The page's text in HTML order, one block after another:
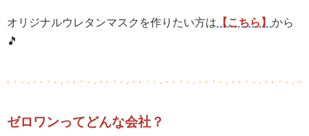
オリジナルウレタンマスクを作りたい方は 【こちら】 から
🎵
ゼロワンってどんな会社？